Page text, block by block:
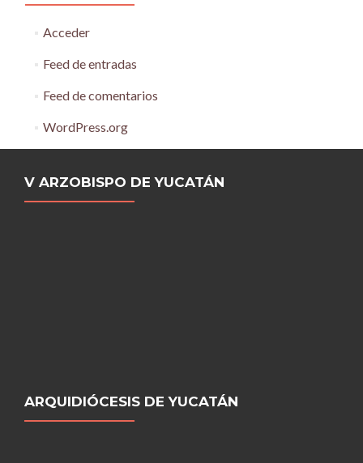
Acceder
Feed de entradas
Feed de comentarios
WordPress.org
V ARZOBISPO DE YUCATÁN
ARQUIDIÓCESIS DE YUCATÁN